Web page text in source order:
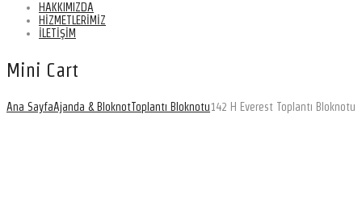
HAKKIMIZDA
HİZMETLERİMİZ
İLETİŞİM
Mini Cart
Ana SayfaAjanda & BloknotToplantı Bloknotu142 H Everest Toplantı Bloknotu